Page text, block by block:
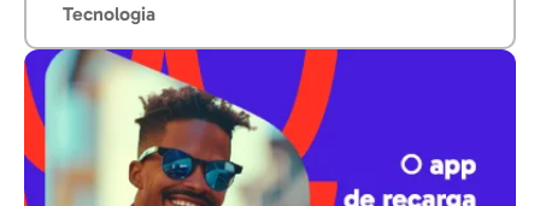
Tecnologia